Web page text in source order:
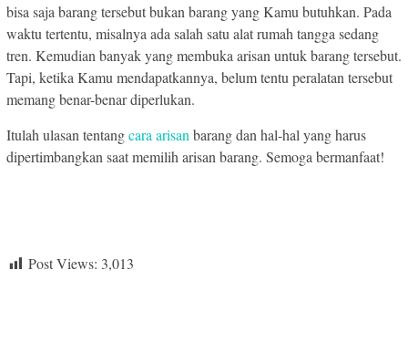
bisa saja barang tersebut bukan barang yang Kamu butuhkan. Pada
waktu tertentu, misalnya ada salah satu alat rumah tangga sedang
tren. Kemudian banyak yang membuka arisan untuk barang tersebut.
Tapi, ketika Kamu mendapatkannya, belum tentu peralatan tersebut
memang benar-benar diperlukan.
Itulah ulasan tentangcara arisan barang dan hal-hal yang harus
dipertimbangkan saat memilih arisan barang. Semoga bermanfaat!
Post Views: 3,013